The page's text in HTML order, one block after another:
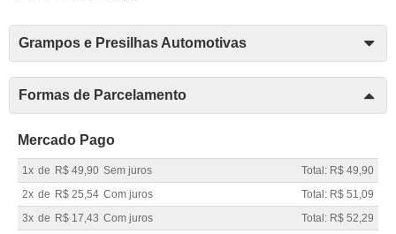
Grampos e Presilhas Automotivas
Formas de Parcelamento
Mercado Pago
1x de R$ 49,90 Sem juros
Total: R$ 49,90
2x de R$ 25,54 Com juros
Total: R$ 51,09
3x de R$ 17,43 Com juros
Total: R$ 52,29